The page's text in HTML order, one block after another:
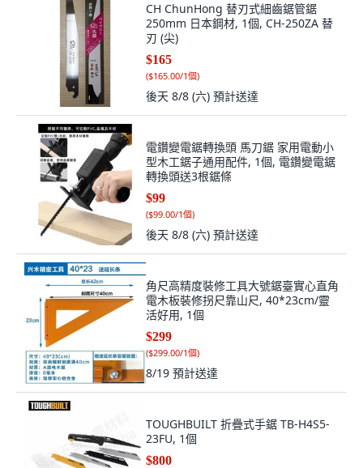
CH ChunHong 替刃式細齒鋸管鋸
250mm 日本鋼材, 1個, CH-250ZA 替
刃 (尖)
$165
($165.00/1個)
後天 8/8 (六) 預計送達
電鑽變電鋸轉換頭 馬刀鋸 家用電動小
型木工鋸子通用配件, 1個, 電鑽變電鋸
轉換頭送3根鋸條
$99
($99.00/1個)
後天 8/8 (六) 預計送達
角尺高精度裝修工具大號鋸臺實心直角
電木板裝修拐尺靠山尺, 40*23cm/靈
活好用, 1個
$299
($299.00/1個)
8/19 預計送達
TOUGHBUILT 折疊式手鋸 TB-H4S5-
23FU, 1個
$800